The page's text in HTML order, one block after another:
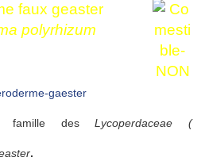
faux geaster
polyrhizum
desLycoperdaceae
(
.